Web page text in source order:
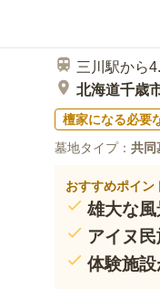
三川駅から
北海道千歳
檀家になる必要
墓地タイプ： 共同
おすすめポイン
雄大な
アイヌ
体験施